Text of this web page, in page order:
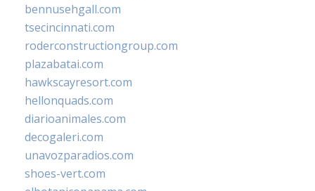
bennusehgall.com
tsecincinnati.com
roderconstructiongroup.com
plazabatai.com
hawkscayresort.com
hellonquads.com
diarioanimales.com
decogaleri.com
unavozparadios.com
shoes-vert.com